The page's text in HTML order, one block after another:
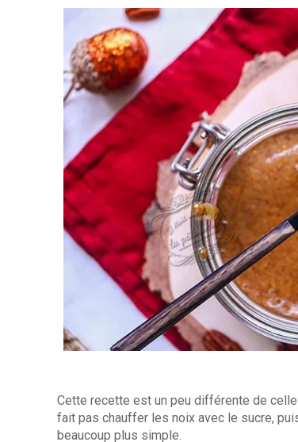
Cette recette est un peu différente de
fait pas chauffer les noix avec le sucre,
beaucoup plus simple.